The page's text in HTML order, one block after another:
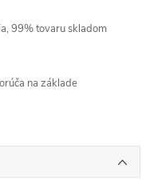
99% tovaru skladom
na základe